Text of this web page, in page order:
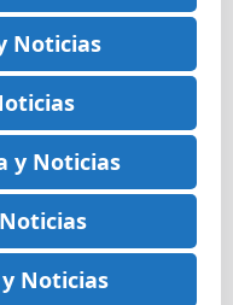
Noticias
y Noticias
Noticias